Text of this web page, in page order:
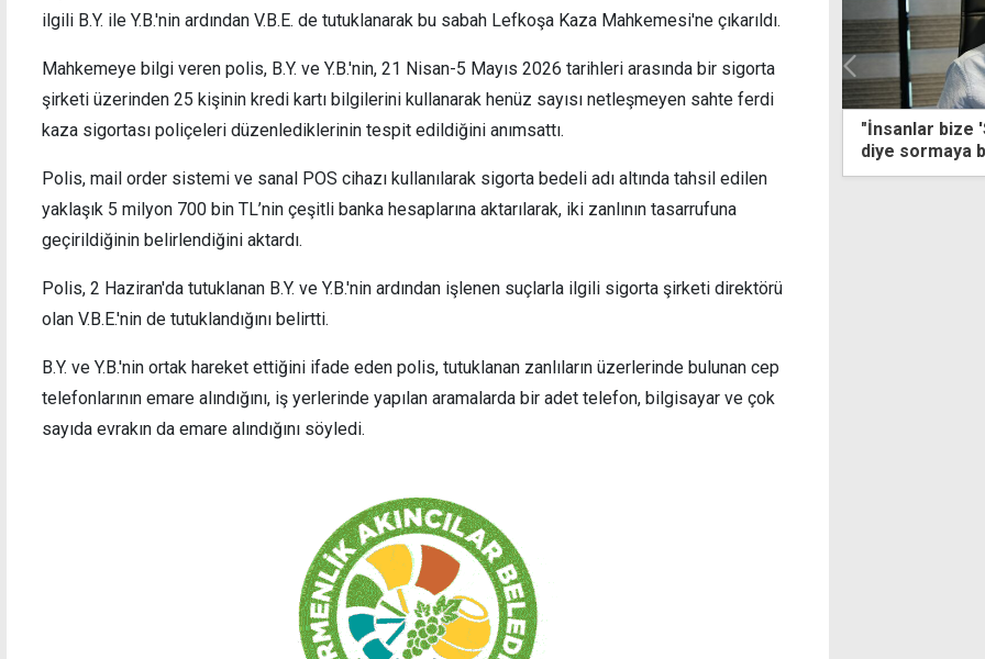
ilgili B.Y. ile Y.B.'nin ardından V.B.E. de tutuklanarak bu sabah Lefkoşa Kaza Mahkemesi'ne çıkarıldı.
Mahkemeye bilgi veren polis, B.Y. ve Y.B.'nin, 21 Nisan-5 Mayıs 2026 tarihleri arasında bir sigorta
şirketi üzerinden 25 kişinin kredi kartı bilgilerini kullanarak henüz sayısı netleşmeyen sahte ferdi
kaza sigortası poliçeleri düzenlediklerinin tespit edildiğini anımsattı.
Polis, mail order sistemi ve sanal POS cihazı kullanılarak sigorta bedeli adı altında tahsil edilen
yaklaşık 5 milyon 700 bin TL’nin çeşitli banka hesaplarına aktarılarak, iki zanlının tasarrufuna
geçirildiğinin belirlendiğini aktardı.
Polis, 2 Haziran'da tutuklanan B.Y. ve Y.B.'nin ardından işlenen suçlarla ilgili sigorta şirketi direktörü
olan V.B.E.'nin de tutuklandığını belirtti.
B.Y. ve Y.B.'nin ortak hareket ettiğini ifade eden polis, tutuklanan zanlıların üzerlerinde bulunan cep
telefonlarının emare alındığını, iş yerlerinde yapılan aramalarda bir adet telefon, bilgisayar ve çok
sayıda evrakın da emare alındığını söyledi.
Hellim suyu yüklü tırda yangın
"İnsanlar bize 'Size nasıl destek olabiliriz?'
"Yakıt